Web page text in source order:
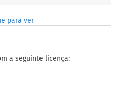
para ver
a seguinte licença: